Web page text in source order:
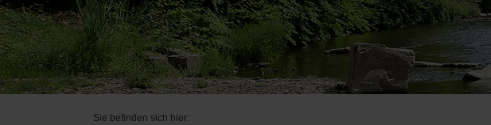
Sie befinden sich hier: